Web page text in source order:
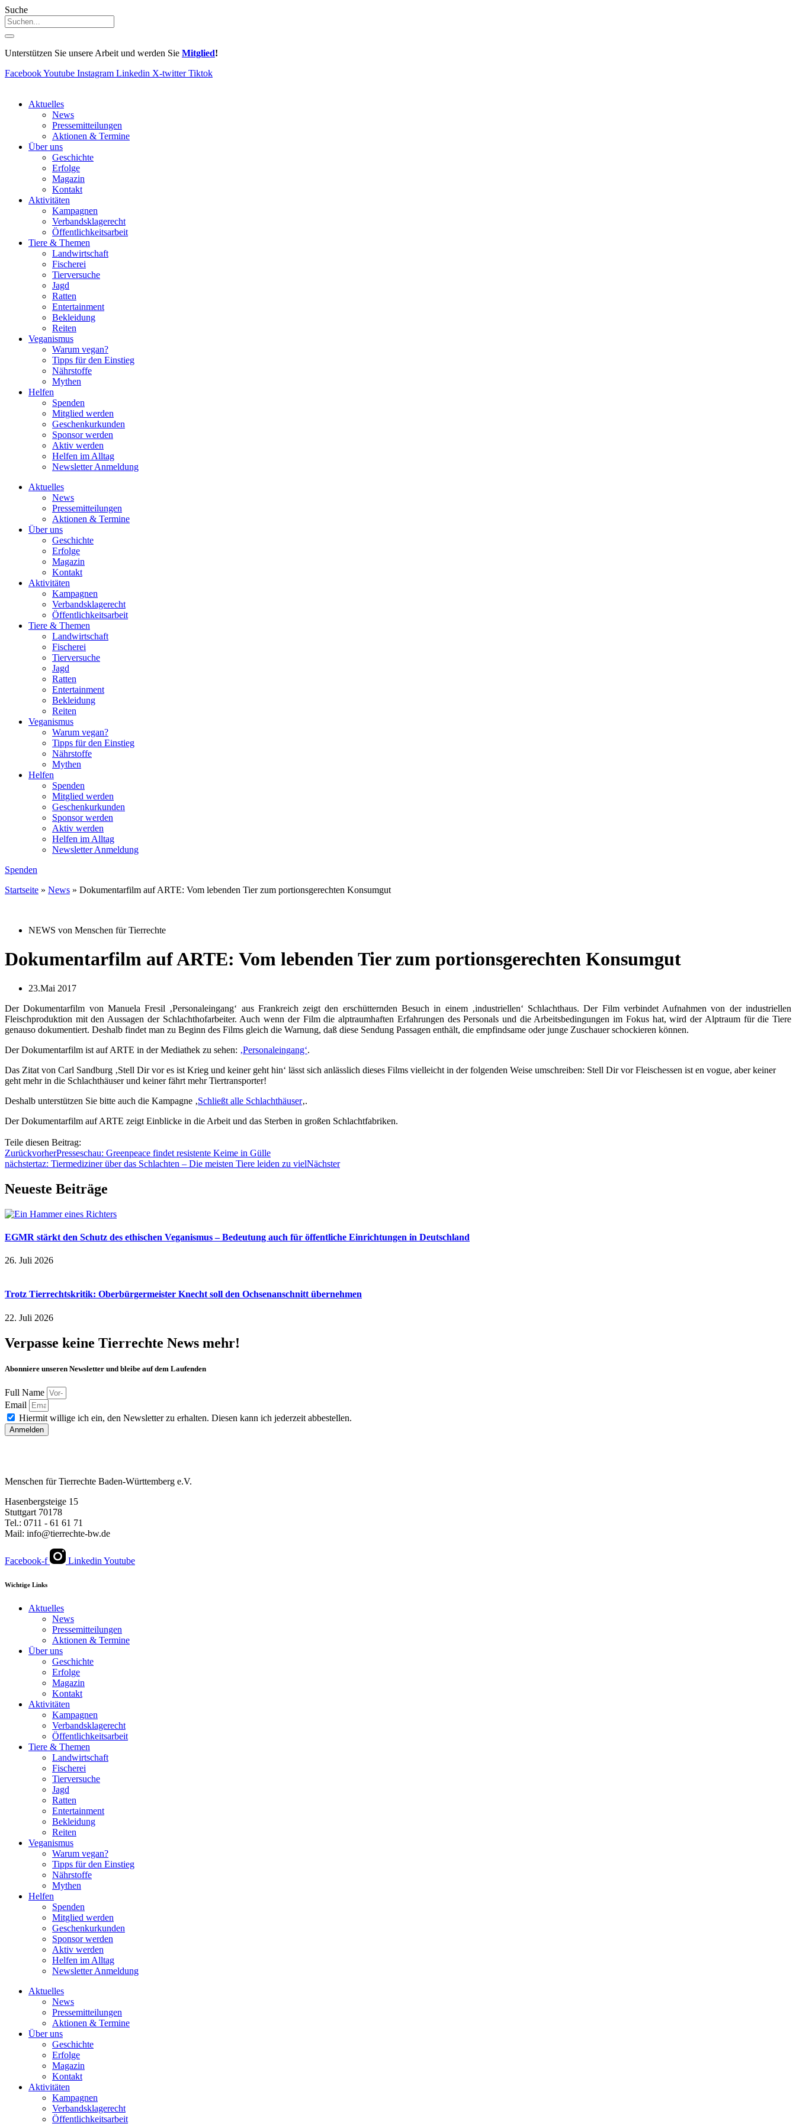
Suche
Unterstützen Sie unsere Arbeit und werden Sie Mitglied!
FacebookYoutube Instagram Linkedin X-twitter Tiktok
Aktuelles
News
Pressemitteilungen
Aktionen & Termine
Über uns
Geschichte
Erfolge
Magazin
Kontakt
Aktivitäten
Kampagnen
Verbandsklagerecht
Öffentlichkeitsarbeit
Tiere & Themen
Landwirtschaft
Fischerei
Tierversuche
Jagd
Ratten
Entertainment
Bekleidung
Reiten
Veganismus
Warum vegan?
Tipps für den Einstieg
Nährstoffe
Mythen
Helfen
Spenden
Mitglied werden
Geschenkurkunden
Sponsor werden
Aktiv werden
Helfen im Alltag
Newsletter Anmeldung
Aktuelles
News
Pressemitteilungen
Aktionen & Termine
Über uns
Geschichte
Erfolge
Magazin
Kontakt
Aktivitäten
Kampagnen
Verbandsklagerecht
Öffentlichkeitsarbeit
Tiere & Themen
Landwirtschaft
Fischerei
Tierversuche
Jagd
Ratten
Entertainment
Bekleidung
Reiten
Veganismus
Warum vegan?
Tipps für den Einstieg
Nährstoffe
Mythen
Helfen
Spenden
Mitglied werden
Geschenkurkunden
Sponsor werden
Aktiv werden
Helfen im Alltag
Newsletter Anmeldung
Spenden
Startseite » News » Dokumentarfilm auf ARTE: Vom lebenden Tier zum portionsgerechten Konsumgut
NEWS von Menschen für Tierrechte
Dokumentarfilm auf ARTE: Vom lebenden Tier zum portionsgerechten Konsumgut
23.Mai 2017
Der Dokumentarfilm von Manuela Fresil ‚Personaleingang‘ aus Frankreich zeigt den erschütternden Besuch in einem ‚industriellen‘ Schlachthaus. Der Film verbindet Aufnahmen von der industriellen
Fleischproduktion mit den Aussagen der Schlachthofarbeiter. Auch wenn der Film die alptraumhaften Erfahrungen des Personals und die Arbeitsbedingungen im Fokus hat, wird der Alptraum für die Tiere
genauso dokumentiert. Deshalb findet man zu Beginn des Films gleich die Warnung, daß diese Sendung Passagen enthält, die empfindsame oder junge Zuschauer schockieren können.
Der Dokumentarfilm ist auf ARTE in der Mediathek zu sehen: ‚Personaleingang‘.
Das Zitat von Carl Sandburg ‚Stell Dir vor es ist Krieg und keiner geht hin‘ lässt sich anlässlich dieses Films vielleicht in der folgenden Weise umschreiben: Stell Dir vor Fleischessen ist en vogue, aber keiner
geht mehr in die Schlachthäuser und keiner fährt mehr Tiertransporter!
Deshalb unterstützen Sie bitte auch die Kampagne ‚Schließt alle Schlachthäuser‚.
Der Dokumentarfilm auf ARTE zeigt Einblicke in die Arbeit und das Sterben in großen Schlachtfabriken.
Teile diesen Beitrag:
ZurückvorherPresseschau: Greenpeace findet resistente Keime in Gülle
nächstertaz: Tiermediziner über das Schlachten – Die meisten Tiere leiden zu vielNächster
Neueste Beiträge
EGMR stärkt den Schutz des ethischen Veganismus – Bedeutung auch für öffentliche Einrichtungen in Deutschland
26. Juli 2026
Trotz Tierrechtskritik: Oberbürgermeister Knecht soll den Ochsenanschnitt übernehmen
22. Juli 2026
Verpasse keine Tierrechte News mehr!
Abonniere unseren Newsletter und bleibe auf dem Laufenden
Full Name
Email
Hiermit willige ich ein, den Newsletter zu erhalten. Diesen kann ich jederzeit abbestellen.
Anmelden
Menschen für Tierrechte Baden-Württemberg e.V.
Hasenbergsteige 15
Stuttgart 70178
Tel.: 0711 - 61 61 71
Mail: info@tierrechte-bw.de
Facebook-f Linkedin Youtube
Wichtige Links
Aktuelles
News
Pressemitteilungen
Aktionen & Termine
Über uns
Geschichte
Erfolge
Magazin
Kontakt
Aktivitäten
Kampagnen
Verbandsklagerecht
Öffentlichkeitsarbeit
Tiere & Themen
Landwirtschaft
Fischerei
Tierversuche
Jagd
Ratten
Entertainment
Bekleidung
Reiten
Veganismus
Warum vegan?
Tipps für den Einstieg
Nährstoffe
Mythen
Helfen
Spenden
Mitglied werden
Geschenkurkunden
Sponsor werden
Aktiv werden
Helfen im Alltag
Newsletter Anmeldung
Aktuelles
News
Pressemitteilungen
Aktionen & Termine
Über uns
Geschichte
Erfolge
Magazin
Kontakt
Aktivitäten
Kampagnen
Verbandsklagerecht
Öffentlichkeitsarbeit